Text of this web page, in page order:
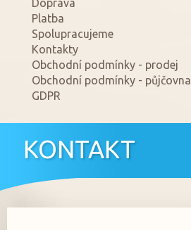
Doprava
Platba
Spolupracujeme
Kontakty
Obchodní podmínky - prodej
Obchodní podmínky - půjčovna
GDPR
KONTAKT